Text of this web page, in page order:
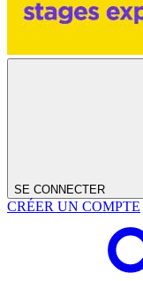
SE CONNECTER
CRÉER UN COMPTE